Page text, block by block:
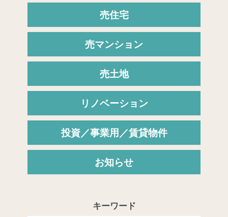
売住宅
売マンション
売土地
リノベーション
投資／事業用／賃貸物件
お知らせ
キーワード